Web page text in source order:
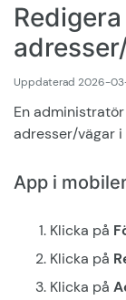
Uppdaterad 2026-
En
adresser/vägar i
App i
Klicka på
Klicka på
Klicka på